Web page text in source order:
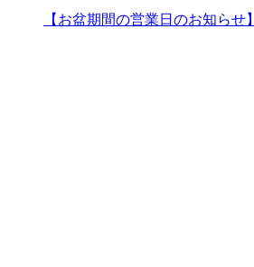
【お盆期間の営業日のお知らせ】